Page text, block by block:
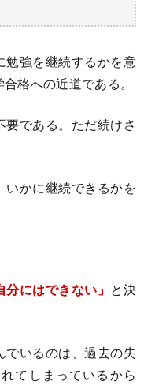
強を継続するかを意
格への近道である。
である。ただ続けさ
かに継続できるかを
分にはできない」 と決
いるのは、過去の失
てしまっているから